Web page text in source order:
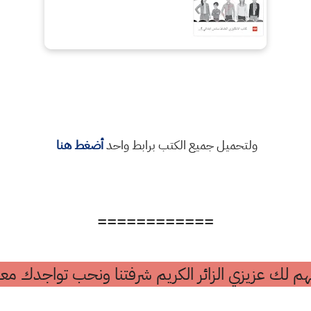
ولتحميل جميع الكتب برابط واحدأضغط هنا
============
لك عزيزي الزائر الكريم شرفتنا ونحب تواجدك